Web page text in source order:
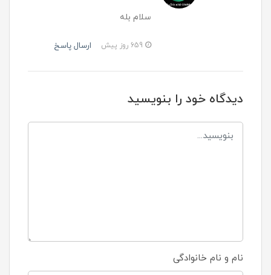
سلام بله
ارسال پاسخ
دیدگاه خود را بنویسید
نام و نام خانوادگی